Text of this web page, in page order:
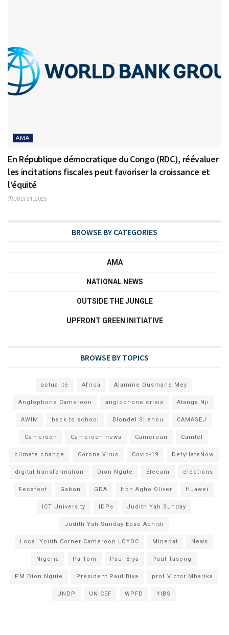
AMA
En République démocratique du Congo (RDC), réévaluer
les incitations fiscales peut favoriser la croissance et
l’équité
JULY 31, 2025
BROWSE BY CATEGORIES
AMA
NATIONAL NEWS
OUTSIDE THE JUNGLE
UPFRONT GREEN INITIATIVE
BROWSE BY TOPICS
actualité Africa Alamine Ousmane Mey
Anglophone Cameroon anglophone crisis Atanga Nji
AWIM back to school Blondel Silenou CAMASEJ
Cameroon Cameroon news Cameroun Camtel
climate change Corona Virus Covid-19 DefyHateNow
digital transformation Dion Ngute Elecam elections
Fecafoot Gabon GDA Hon Agho Oliver Huawei
ICT University IDPs Judith Yah Sunday
Judith Yah Sunday Epse Achidi
Local Youth Corner Cameroon LOYOC Minepat News
Nigeria Pa Tom Paul Biya Paul Tasong
PM Dion Ngute President Paul Biya prof Victor Mbarika
UNDP UNICEF WPFD YIBS